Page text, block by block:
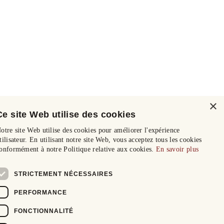
×
site Web utilise des cookies
site Web utilise des cookies pour améliorer l'expérience
En utilisant notre site Web, vous acceptez tous les cookies
à notre Politique relative aux cookies. En savoir plus
STRICTEMENT NÉCESSAIRES
PERFORMANCE
FONCTIONNALITÉ